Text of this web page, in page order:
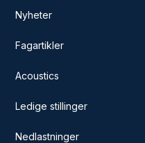
Nyheter
Fagartikler
Acoustics
Ledige stillinger
Nedlastninger